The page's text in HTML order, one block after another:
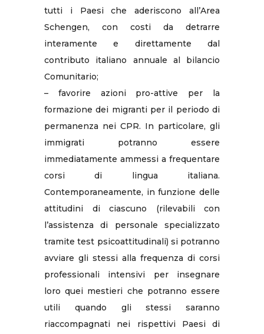
tutti i Paesi che aderiscono all’Area
Schengen, con costi da detrarre
interamente e direttamente dal
contributo italiano annuale al bilancio
Comunitario;
– favorire azioni pro-attive per la
formazione dei migranti per il periodo di
permanenza nei CPR. In particolare, gli
immigrati potranno essere
immediatamente ammessi a frequentare
corsi di lingua italiana.
Contemporaneamente, in funzione delle
attitudini di ciascuno (rilevabili con
l’assistenza di personale specializzato
tramite test psicoattitudinali) si potranno
avviare gli stessi alla frequenza di corsi
professionali intensivi per insegnare
loro quei mestieri che potranno essere
utili quando gli stessi saranno
riaccompagnati nei rispettivi Paesi di